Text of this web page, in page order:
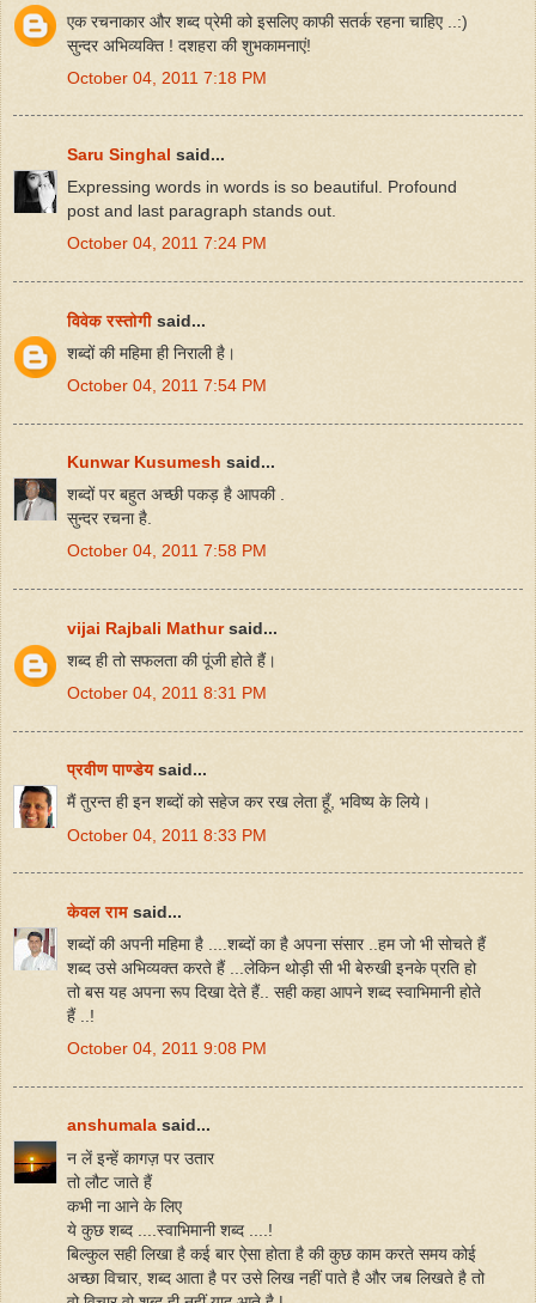
एक रचनाकार और शब्द प्रेमी को इसलिए काफी सतर्क रहना चाहिए ..:)
सुन्दर अभिव्यक्ति ! दशहरा की शुभकामनाएं!
October 04, 2011 7:18 PM
Saru Singhal said...
Expressing words in words is so beautiful. Profound
post and last paragraph stands out.
October 04, 2011 7:24 PM
विवेक रस्तोगी said...
शब्दों की महिमा ही निराली है।
October 04, 2011 7:54 PM
Kunwar Kusumesh said...
शब्दों पर बहुत अच्छी पकड़ है आपकी .
सुन्दर रचना है.
October 04, 2011 7:58 PM
vijai Rajbali Mathursaid...
शब्द ही तो सफलता की पूंजी होते हैं।
October 04, 2011 8:31 PM
प्रवीण पाण्डेयsaid...
मैं तुरन्त ही इन शब्दों को सहेज कर रख लेता हूँ, भविष्य के लिये।
October 04, 2011 8:33 PM
केवल राम said...
शब्दों की अपनी महिमा है ....शब्दों का है अपना संसार ..हम जो भी सोचते हैं
शब्द उसे अभिव्यक्त करते हैं ...लेकिन थोड़ी सी भी बेरुखी इनके प्रति हो
तो बस यह अपना रूप दिखा देते हैं.. सही कहा आपने शब्द स्वाभिमानी होते
हैं ..!
October 04, 2011 9:08 PM
anshumala said...
न लें इन्हें कागज़ पर उतार
तो लौट जाते हैं
कभी ना आने के लिए
ये कुछ शब्द ....स्वाभिमानी शब्द ....!
बिल्कुल सही लिखा है कई बार ऐसा होता है की कुछ काम करते समय कोई
अच्छा विचार, शब्द आता है पर उसे लिख नहीं पाते है और जब लिखते है तो